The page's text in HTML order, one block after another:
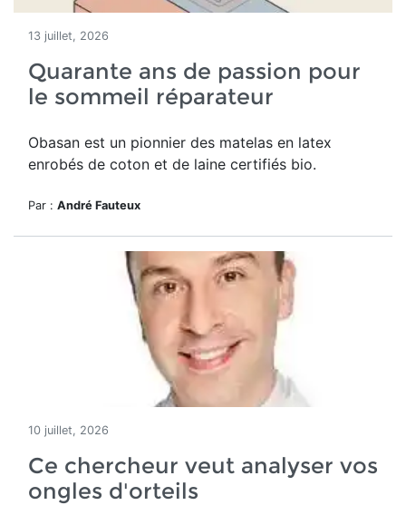
13 juillet, 2026
Quarante ans de passion pour
le sommeil réparateur
Obasan est un pionnier des matelas en latex
enrobés de coton et de laine certifiés bio.
Par : André Fauteux
10 juillet, 2026
Ce chercheur veut analyser vos
ongles d'orteils